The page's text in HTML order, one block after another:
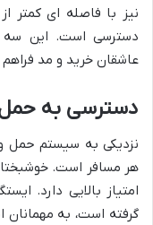
نیز با فاصله ای کمتر
دسترسی است. این سه
عاشقان خرید و مد فراهم
دسترسی به
نزدیکی به سیستم حمل
هر مسافر است.
امتیاز بالایی دارد.
گرفته است، به